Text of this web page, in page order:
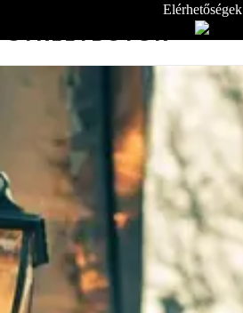
STREETBÚTOR
Elérhetőségek